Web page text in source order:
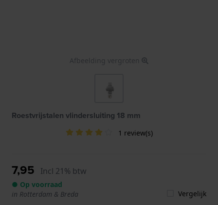
Afbeelding vergroten
Roestvrijstalen vlindersluiting 18 mm
1 review(s)
7,95 Incl 21% btw
● Op voorraad
in Rotterdam & Breda
Vergelijk